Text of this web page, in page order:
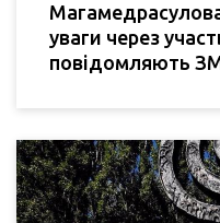
уваги через
повідомляють